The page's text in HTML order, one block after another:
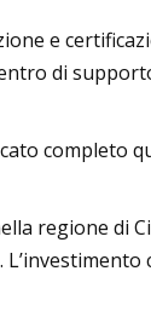
e
di
completo
regione di